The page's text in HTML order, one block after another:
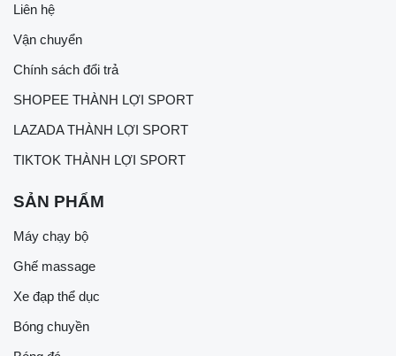
Liên hệ
Vận chuyển
Chính sách đổi trả
SHOPEE THÀNH LỢI SPORT
LAZADA THÀNH LỢI SPORT
TIKTOK THÀNH LỢI SPORT
SẢN PHẨM
Máy chạy bộ
Ghế massage
Xe đạp thể dục
Bóng chuyền